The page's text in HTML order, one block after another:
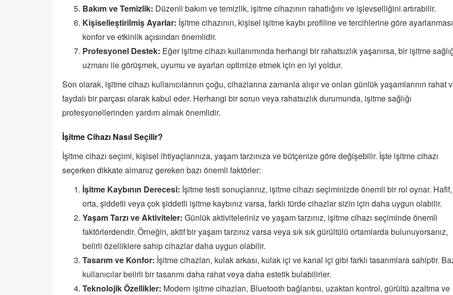
Bakım ve Temizlik: Düzenli bakım ve temizlik, işitme cihazının rahatlığını ve işlevselliğini artırabilir.
Kişiselleştirilmiş Ayarlar: İşitme cihazının, kişisel işitme kaybı profiline ve tercihlerine göre
konfor ve etkinlik açısından önemlidir.
Profesyonel Destek: Eğer işitme cihazı kullanımında herhangi bir rahatsızlık yaşanırsa, bir işitme
uzmanı ile görüşmek, uyumu ve ayarları optimize etmek için en iyi yoldur.
Son olarak, işitme cihazı kullanıcılarının çoğu, cihazlarına zamanla alışır ve onları günlük yaşamlarının rahat
faydalı bir parçası olarak kabul eder. Herhangi bir sorun veya rahatsızlık durumunda, işitme sağlığı
profesyonellerinden yardım almak önemlidir.
İşitme Cihazı Nasıl Seçilir?
İşitme cihazı seçimi, kişisel ihtiyaçlarınıza, yaşam tarzınıza ve bütçenize göre değişebilir. İşte işitme cihazı
seçerken dikkate almanız gereken bazı önemli faktörler:
İşitme Kaybının Derecesi: İşitme testi sonuçlarınız, işitme cihazı seçiminizde önemli bir rol oynar. Hafif,
orta, şiddetli veya çok şiddetli işitme kaybınız varsa, farklı türde cihazlar sizin için daha uygun olabilir.
Yaşam Tarzı ve Aktiviteler: Günlük aktiviteleriniz ve yaşam tarzınız, işitme cihazı seçiminde önemli
faktörlerdendir. Örneğin, aktif bir yaşam tarzınız varsa veya sık sık gürültülü ortamlarda bulunuyorsanız,
belirli özelliklere sahip cihazlar daha uygun olabilir.
Tasarım ve Konfor: İşitme cihazları, kulak arkası, kulak içi ve kanal içi gibi farklı tasarımlara sahiptir.
kullanıcılar belirli bir tasarımı daha rahat veya daha estetik bulabilirler.
Teknolojik Özellikler: Modern işitme cihazları, Bluetooth bağlantısı, uzaktan kontrol, gürültü azaltma ve